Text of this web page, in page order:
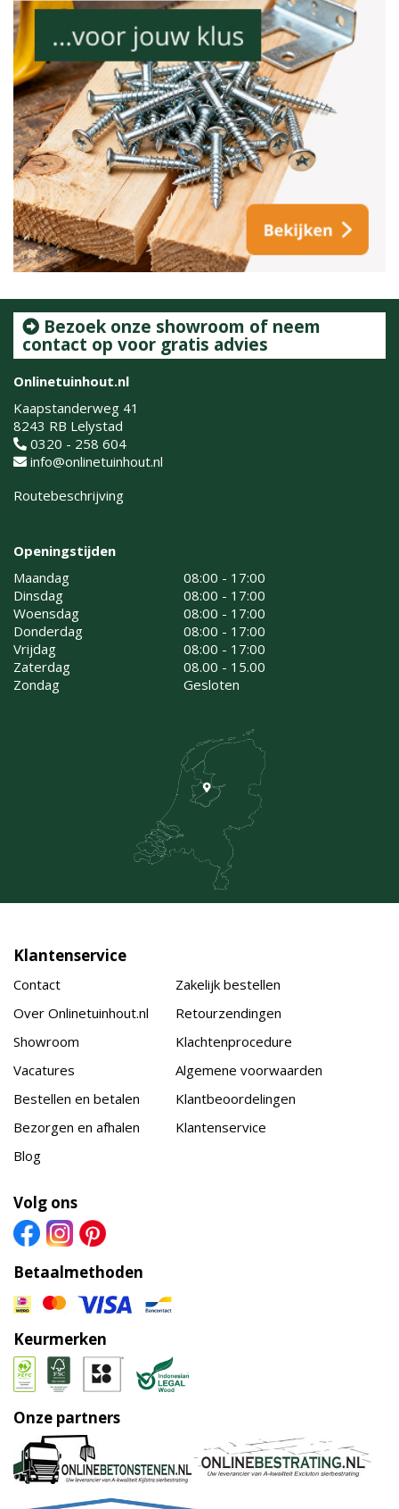
Bezoek onze showroom of neem
contact op voor gratis advies
Onlinetuinhout.nl
Kaapstanderweg 41
8243 RB Lelystad
0320 - 258 604
info@onlinetuinhout.nl
Routebeschrijving
Openingstijden
Maandag
08:00 - 17:00
Dinsdag
08:00 - 17:00
Woensdag
08:00 - 17:00
Donderdag
08:00 - 17:00
Vrijdag
08:00 - 17:00
Zaterdag
08.00 - 15.00
Zondag
Gesloten
Klantenservice
Contact
Over Onlinetuinhout.nl
Showroom
Vacatures
Bestellen en betalen
Bezorgen en afhalen
Blog
Zakelijk bestellen
Retourzendingen
Klachtenprocedure
Algemene voorwaarden
Klantbeoordelingen
Klantenservice
Volg ons
Betaalmethoden
Keurmerken
Onze partners